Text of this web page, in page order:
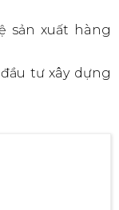
sản xuất hàng
tư xây dựng